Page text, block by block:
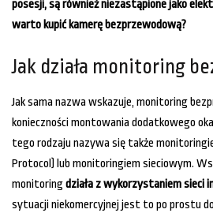
posesji, są również niezastąpione jako
warto kupić kamerę bezprzewodową?
Jak działa monitoring
Jak sama nazwa wskazuje, monitoring
konieczności montowania dodatkowego
tego rodzaju nazywa się także
Protocol) lub monitoringiem sieciowym.
monitoringdziała z wykorzystaniem sieci
sytuacji niekomercyjnej jest to po prostu